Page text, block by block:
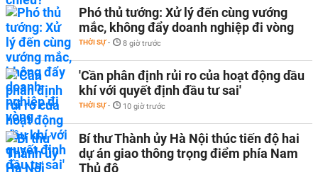
Phó thủ tướng: Xử lý đến cùng vướng
mắc, không đẩy doanh nghiệp đi vòng
THỜI SỰ - 8 giờ trước
'Cần phân định rủi ro của hoạt động dầu
khí với quyết định đầu tư sai'
THỜI SỰ - 10 giờ trước
Bí thư Thành ủy Hà Nội thúc tiến độ hai
dự án giao thông trọng điểm phía Nam
Thủ đô